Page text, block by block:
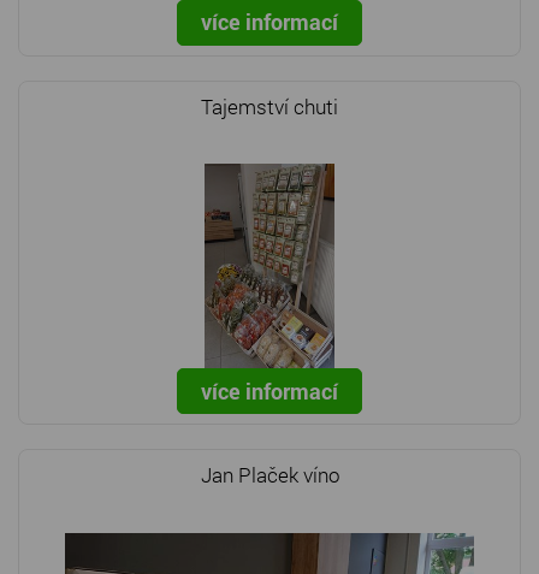
více informací
Tajemství chuti
více informací
Jan Plaček víno